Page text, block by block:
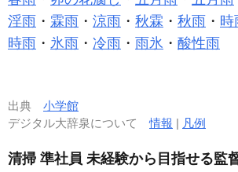
淫雨 ・ 霖雨 ・ 涼雨 ・ 秋霖 ・ 秋雨 ・ 時
時雨 ・ 氷雨 ・ 冷雨 ・ 雨氷 ・ 酸性雨
出典 小学館
デジタル大辞泉について情報 | 凡例
清掃 準社員 未経験から目指せる監